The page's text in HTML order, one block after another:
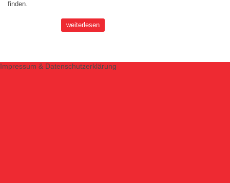
finden.
weiterlesen
Impressum & Datenschutzerklärung